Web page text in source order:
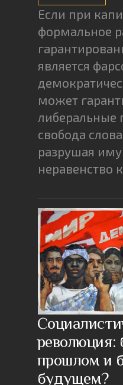
Если при
формальное
является
может
либеральные
свобода
разрушая
неравенство
революция:
прошлом и
будущем?